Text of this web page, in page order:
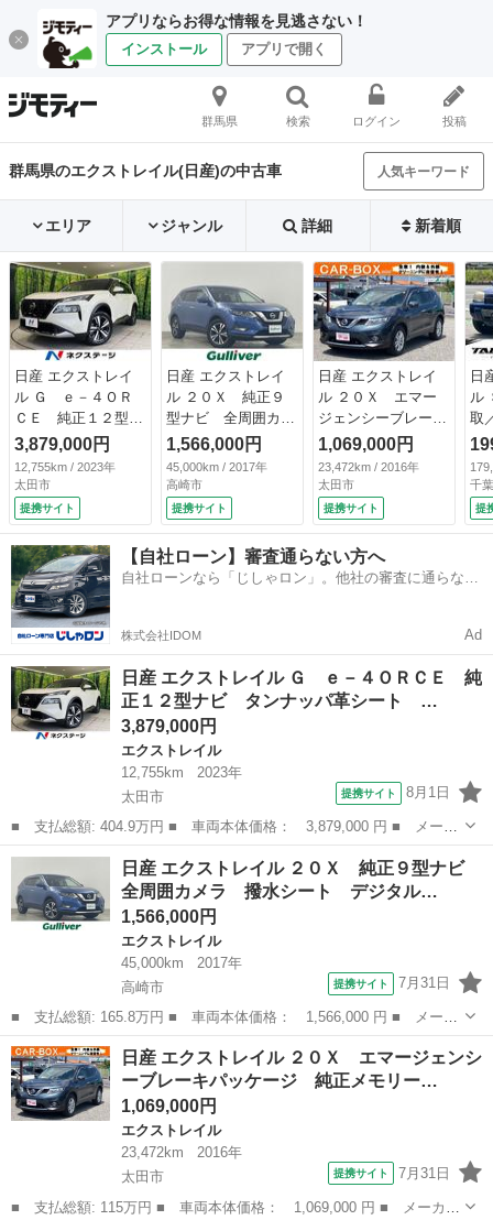
アプリならお得な情報を見逃さない！
インストール アプリで開く
群馬県 検索 ログイン 投稿
群馬県のエクストレイル(日産)の中古車 人気キーワード
エリア ジャンル 詳細 新着順
日産 エクストレイ
ル Ｇ ｅ－４ＯＲ
ＣＥ 純正１２型ナ
ビ タンナッパ革シ
ート 全周囲カメ
ラ インテリジェン
トルームミラー 電
動リアゲート プロ
パイロット 全席シ
ートヒーター ＥＴ
Ｃ ＬＥＤヘッド＆
フォグ パワーシー
ト 純正１９ＡＷ
禁煙車 （車検整備
付）
3,879,000円
12,755km / 2023年
太田市
提携サイト
日産 エクストレイ
ル ２０Ｘ 純正９
型ナビ 全周囲カメ
ラ 撥水シート デ
ジタルインナーミラ
ー 衝突軽減ブレー
キ レーンキープ
コーナーセンサー
電動リアゲート 革
巻ステアリング Ｌ
ＥＤライト ヒーテ
ＴＣ 禁煙車 （な
1,566,000円
45,000km / 2017年
高崎市
提携サイト
日産 エクストレイ
ル ２０Ｘ エマー
ジェンシーブレーキ
パッケージ 純正メ
モリーナビ 地デジ
ＴＶ バックカメ
ラ アラウンドビュ
ーモニター エマー
ジェンシーブレー
インテリジェントキ
ー ドライブレコー
ア ワンオーナー
（検9.1）
1,069,000円
23,472km / 2016年
太田市
提携サイト
日
ル
取
リ
／
バ
／
ー
ー
（
千
提
【自社ローン】審査通らない方へ
自社ローンなら「じしゃロン」。他社の審査に通らなか
株式会社IDOM Ad
日産 エクストレイル Ｇ ｅ－４ＯＲＣＥ 純
正１２型ナビ タンナッパ革シート …
3,879,000円
エクストレイル
12,755km
2023年
太田市
提携サイト 8月1日
■ 支払総額: 404.9万円 ■ 車両本体価格： 3,879,000 円 ■ メーカ
ー名： 日産 ■ 車種名： エクストレイル ■ グレード名： Ｇ
ｅ－４ＯＲＣＥ 純正１２型ナビ タンナッパ革シート 全周囲カメ
ラ イン...
群馬 太田市 エクストレイル
日産 エクストレイル ２０Ｘ 純正９型ナビ
全周囲カメラ 撥水シート デジタル…
1,566,000円
エクストレイル
45,000km
2017年
高崎市
提携サイト 7月31日
■ 支払総額: 165.8万円 ■ 車両本体価格： 1,566,000 円 ■ メーカ
ー名： 日産 ■ 車種名： エクストレイル ■ グレード名： ２０
Ｘ 純正９型ナビ 全周囲カメラ 撥水シート デジタルインナーミ
ラー 衝...
群馬 高崎市 エクストレイル
日産 エクストレイル ２０Ｘ エマージェンシ
ーブレーキパッケージ 純正メモリー…
1,069,000円
エクストレイル
23,472km
2016年
太田市
提携サイト 7月31日
■ 支払総額: 115万円 ■ 車両本体価格： 1,069,000 円 ■ メーカー